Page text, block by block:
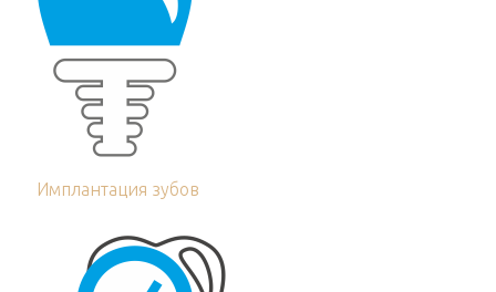
Имплантация зубов